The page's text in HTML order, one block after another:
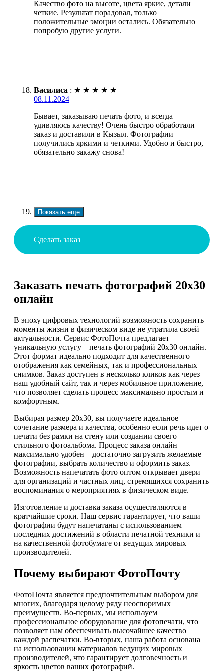
Качество фото на высоте, цвета яркие, детали
четкие. Результат порадовал, только
положительные эмоции остались. Обязательно
попробую другие услуги.
Василиса : ★ ★ ★ ★ ★
08.11.2024
Бывает, заказываю печать фото, и всегда
удивляюсь качеству! Очень быстро обработали
заказ и доставили в Кызыл. Фотографии
получились яркими и четкими. Удобно и быстро,
обязательно закажу снова!
Показать еще
Сделать заказ
Заказать печать фотографий 20х30
онлайн
В эпоху цифровых технологий возможность сохранить
моменты жизни в физическом виде не утратила своей
актуальности. Сервис ФотоПочта предлагает
уникальную услугу – печать фотографий 20х30 онлайн.
Этот формат идеально подходит для качественного
отображения как семейных, так и профессиональных
снимков. Заказ доступен в несколько кликов как через
наш удобный сайт, так и через мобильное приложение,
что позволяет сделать процесс максимально простым и
комфортным.
Выбирая размер 20х30, вы получаете идеальное
сочетание размера и качества, особенно если речь идет о
печати без рамки на стену или создании своего
стильного фотоальбома. Процесс заказа онлайн
максимально удобен – достаточно загрузить желаемые
фотографии, выбрать количество и оформить заказ.
Возможность напечатать фото оптом открывает двери
для организаций и частных лиц, стремящихся сохранить
воспоминания о мероприятиях в физическом виде.
Изготовление и доставка заказа осуществляются в
кратчайшие сроки. Наш сервис гарантирует, что ваши
фотографии будут напечатаны с использованием
последних достижений в области печатной техники и
на качественной фотобумаге от ведущих мировых
производителей.
Почему выбирают ФотоПочту
ФотоПочта является предпочтительным выбором для
многих, благодаря целому ряду неоспоримых
преимуществ. Во-первых, мы используем
профессиональное оборудование для фотопечати, что
позволяет нам обеспечивать высочайшее качество
каждой распечатки. Во-вторых, наша работа основана
на использовании материалов ведущих мировых
производителей, что гарантирует долговечность и
яркость цветов ваших фотографий.